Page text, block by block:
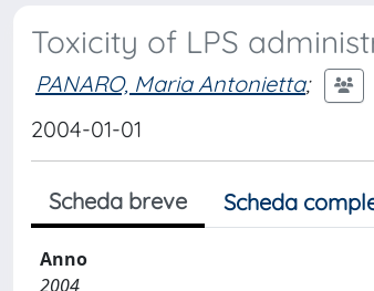
Toxicity of LPS
PANARO, Maria Antonietta;
2004-01-01
Scheda breve Scheda
Anno
2004